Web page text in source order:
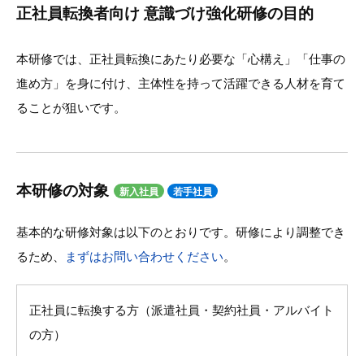
正社員転換者向け 意識づけ強化研修の目的
本研修では、正社員転換にあたり必要な「心構え」「仕事の
進め方」を身に付け、主体性を持って活躍できる人材を育て
ることが狙いです。
本研修の対象 新入社員 若手社員
基本的な研修対象は以下のとおりです。研修により調整でき
るため、
まずはお問い合わせください。
正社員に転換する方（派遣社員・契約社員・アルバイト
の方）